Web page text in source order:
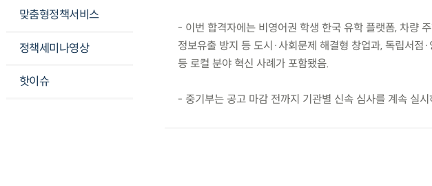
맞춤형정책서비스
정책세미나영상
핫이슈
- 이번 합격자에는 비영어권 학생 한국 유학 플랫폼, 차량
정보유출 방지 등 도시·사회문제 해결형 창업과, 독립서점
등 로컬 분야 혁신 사례가 포함됐음.
- 중기부는 공고 마감 전까지 기관별 신속 심사를 계속 실